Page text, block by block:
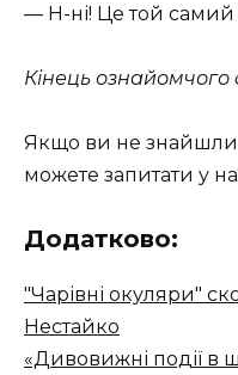
— Н-ні! Це той
Кінець
Якщо ви не знайшли
можете запитати у
Додатково:
"Чарівні окуляри"
Нестайко
«Дивовижні події в